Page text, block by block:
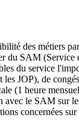
des métiers
du SAM
du service
JOP), de
(1 heure
avec le SAM sur
concernées